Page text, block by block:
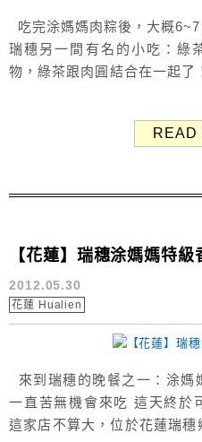
吃完涂媽媽肉粽後，大概
瑞穗另一間有名的小吃：
物，綠茶跟肉圓結合在一起了
網民所說，好像他的鵝肉
READ
【花蓮】瑞穗涂媽媽特級
2012.05.30
花蓮 Hualien
來到瑞穗的晚餐之一：涂媽
一直苦無機會來吃 這天終於
這家店不算大，位於花蓮瑞